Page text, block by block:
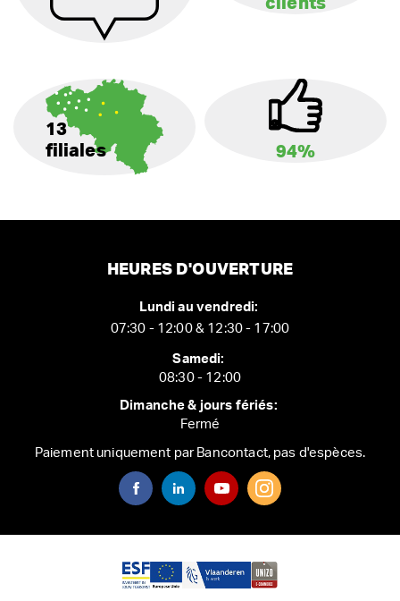
clients
13
filiales
94%
HEURES D'OUVERTURE
Lundi au vendredi:
07:30 - 12:00 & 12:30 - 17:00
Samedi:
08:30 - 12:00
Dimanche & jours fériés:
Fermé
Paiement uniquement par Bancontact, pas d'espèces.